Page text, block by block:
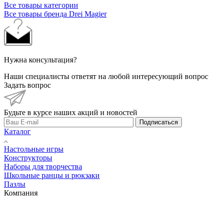
Все товары категории
Все товары бренда Drei Magier
Нужна консультация?
Наши специалисты ответят на любой интересующий вопрос
Задать вопрос
Будьте в курсе наших акций и новостей
Подписаться
Каталог
Настольные игры
Конструкторы
Наборы для творчества
Школьные ранцы и рюкзаки
Пазлы
Компания